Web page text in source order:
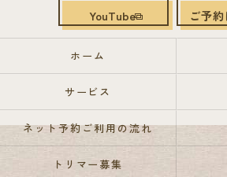
YouTube ご予
ホーム
サービス
ネット予約ご利用の流れ
トリマー募集